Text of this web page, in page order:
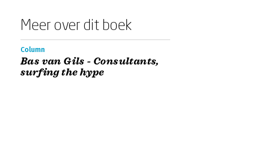
Meer over dit boek
Column
Bas van Gils - Consultants,
surfing the hype